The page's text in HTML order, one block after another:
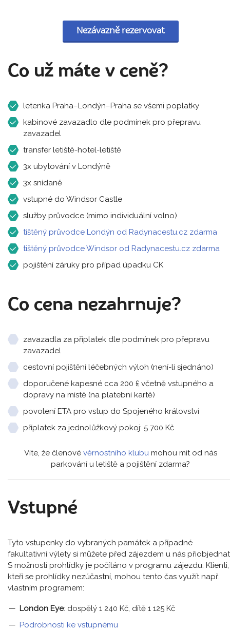
Nezávazně rezervovat
Co už máte v ceně?
letenka Praha–Londýn–Praha se všemi poplatky
kabinové zavazadlo dle podmínek pro přepravu
zavazadel
transfer letiště-hotel-letiště
3x ubytování v Londýně
3x snídaně
vstupné do Windsor Castle
služby průvodce (mimo individuální volno)
tištěný průvodce Londýn od Radynacestu.cz zdarma
tištěný průvodce Windsor od Radynacestu.cz zdarma
pojištění záruky pro případ úpadku CK
Co cena nezahrnuje?
zavazadla za příplatek dle podmínek pro přepravu
zavazadel
cestovní pojištění léčebných výloh (není-li sjednáno)
doporučené kapesné cca 200 ₤ včetně vstupného a
dopravy na místě (na platební kartě)
povolení ETA pro vstup do Spojeného království
příplatek za jednolůžkový pokoj: 5 700 Kč
Víte, že členové věrnostního klubu mohou mít od nás
parkování u letiště a pojištění zdarma?
Vstupné
Tyto vstupenky do vybraných památek a případné
fakultativní výlety si můžete před zájezdem u nás
S možností prohlídky je počítáno v programu zájezdu. Klienti,
kteří se prohlídky nezúčastní, mohou tento čas využít např.
vlastním programem:
London Eye: dospělý 1 240 Kč, dítě 1 125 Kč
Podrobnosti ke vstupnému